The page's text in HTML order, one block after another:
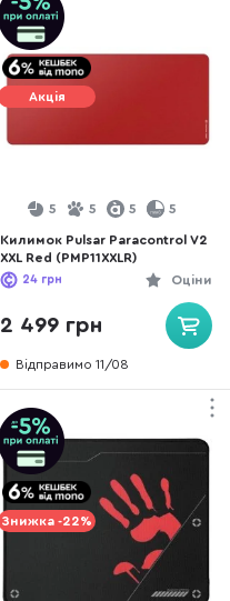
Акція
5 5 5 5
Килимок Pulsar Paracontrol V2
XXL Red (PMP11XXLR)
Оціни
24 грн
2 499 грн
Відправимо 11/08
Знижка -22%